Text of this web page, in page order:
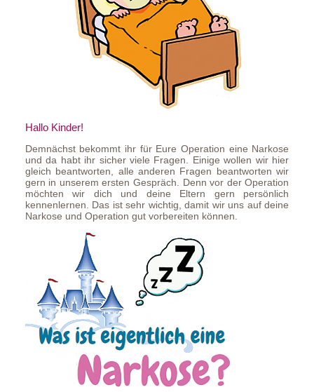
Hallo Kinder!
Demnächst bekommt ihr für Eure Operation eine Narkose
und da habt ihr sicher viele Fragen. Einige wollen wir hier
gleich beantworten, alle anderen Fragen beantworten wir
gern in unserem ersten Gespräch. Denn vor der Operation
möchten wir dich und deine Eltern gern persönlich
kennenlernen. Das ist sehr wichtig, damit wir uns auf deine
Narkose und Operation gut vorbereiten können.